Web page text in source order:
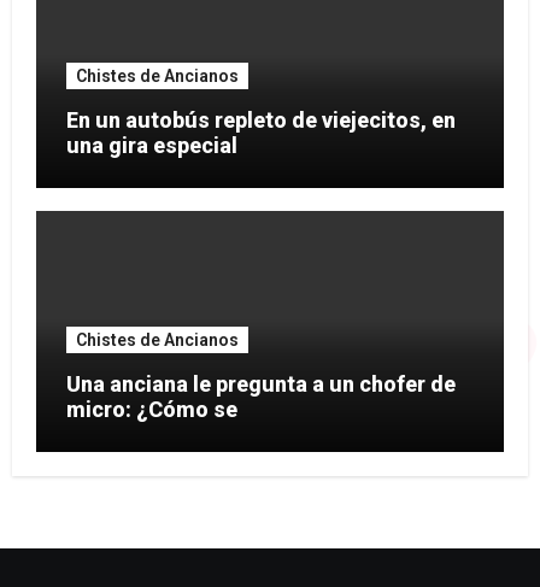
Chistes de Ancianos
En un autobús repleto de viejecitos, en
una gira especial
Chistes de Ancianos
Una anciana le pregunta a un chofer de
micro: ¿Cómo se